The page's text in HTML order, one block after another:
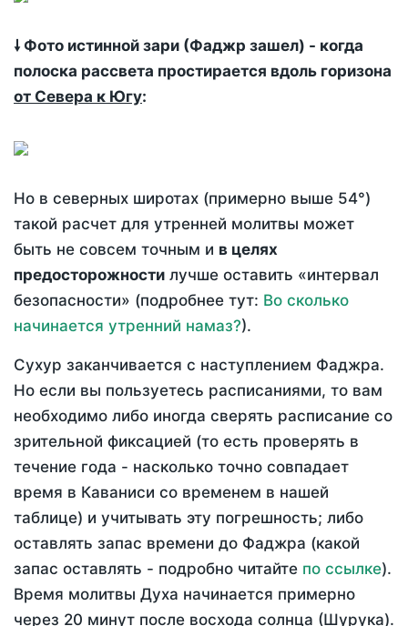
🠗 Фото истинной зари (Фаджр зашел) - когда
полоска рассвета простирается вдоль горизона
от Севера к Югу:
Но в северных широтах (примерно выше 54°)
такой расчет для утренней молитвы может
быть не совсем точным и в целях
предосторожности лучше оставить «интервал
безопасности» (подробнее тут: Во сколько
начинается утренний намаз?).
Сухур заканчивается с наступлением Фаджра.
Но если вы пользуетесь расписаниями, то вам
необходимо либо иногда сверять расписание со
зрительной фиксацией (то есть проверять в
течение года - насколько точно совпадает
время в Каваниси со временем в нашей
таблице) и учитывать эту погрешность; либо
оставлять запас времени до Фаджра (какой
запас оставлять - подробно читайте по ссылке).
Время молитвы Духа начинается примерно
через 20 минут после восхода солнца (Шурука).